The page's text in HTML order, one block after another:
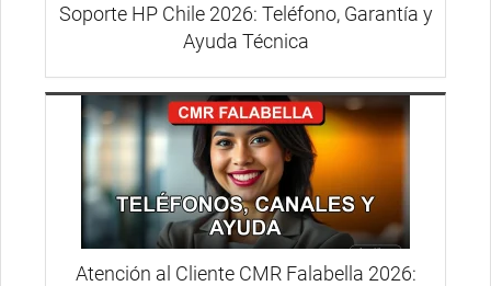
Soporte HP Chile 2026: Teléfono, Garantía y
Ayuda Técnica
Atención al Cliente CMR Falabella 2026: